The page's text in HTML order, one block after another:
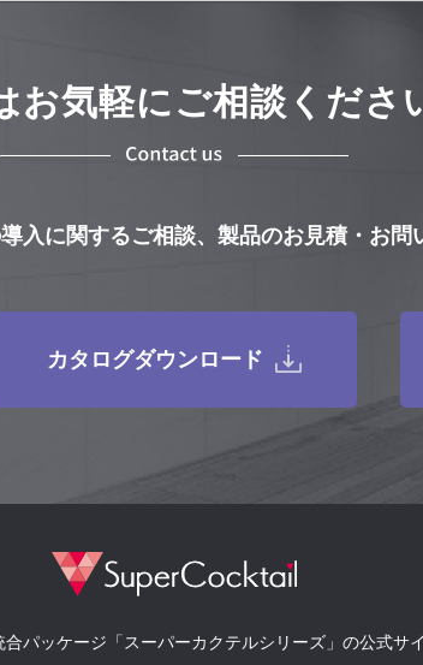
お気軽にご相談くださ
入に関するご相談、製品のお見積・お問
カタログダウンロード
合パッケージ「スーパーカクテルシリーズ」の公式サ